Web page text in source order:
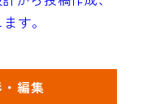
す。
編集